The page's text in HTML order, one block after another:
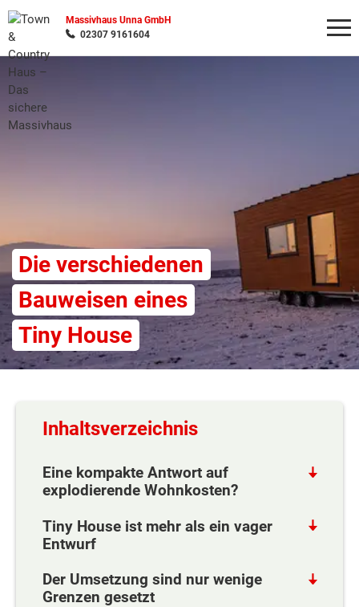
Massivhaus Unna GmbH
02307 9161604
Die verschiedenen
Bauweisen eines
Tiny House
Inhaltsverzeichnis
Eine kompakte Antwort auf
explodierende Wohnkosten?
Tiny House ist mehr als ein vager
Entwurf
Der Umsetzung sind nur wenige
Grenzen gesetzt
Wonach möchten Sie suchen?